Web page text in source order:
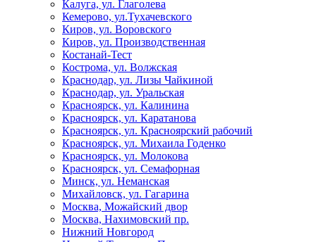
Калуга, ул. Глаголева
Кемерово, ул.Тухачевского
Киров, ул. Воровского
Киров, ул. Производственная
Костанай-Тест
Кострома, ул. Волжская
Краснодар, ул. Лизы Чайкиной
Краснодар, ул. Уральская
Красноярск, ул. Калинина
Красноярск, ул. Каратанова
Красноярск, ул. Красноярский рабочий
Красноярск, ул. Михаила Годенко
Красноярск, ул. Молокова
Красноярск, ул. Семафорная
Минск, ул. Неманская
Михайловск, ул. Гагарина
Москва, Можайский двор
Москва, Нахимовский пр.
Нижний Новгород